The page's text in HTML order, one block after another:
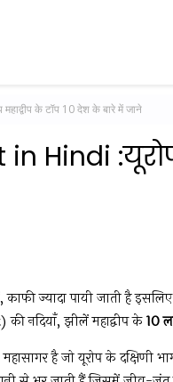
के टॉप 10 देश के बारे में जाने
Hindi
काफी ज्यादा पायी जाती है
नदियाँ, झीलें महाद्वीप के10
है जो यूरोप के दक्षिणी